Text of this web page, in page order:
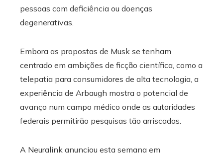
pessoas com deficiência ou doenças
degenerativas.
Embora as propostas de Musk se tenham
centrado em ambições de ficção científica, como a
telepatia para consumidores de alta tecnologia, a
experiência de Arbaugh mostra o potencial de
avanço num campo médico onde as autoridades
federais permitirão pesquisas tão arriscadas.
A Neuralink anunciou esta semana em